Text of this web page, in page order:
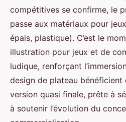
compétitives se confirme, le
passe aux matériaux pour
épais, plastique). C’est le
illustration pour jeux et de
ludique, renforçant
design de plateau bénéficient
version quasi finale, prête à
à soutenir l’évolution du